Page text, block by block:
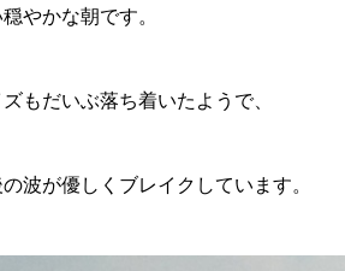
やかな朝です。
もだいぶ落ち着いたようで、
波が優しくブレイクしています。